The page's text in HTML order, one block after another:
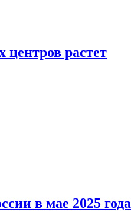
центров растет
в мае 2025 года